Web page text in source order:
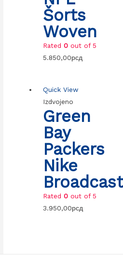
Šorts
Woven
Rated0 out of 5
5.850,00рсд
Quick View
Izdvojeno
Green
Bay
Packers
Nike
Rated0 out of 5
3.950,00рсд